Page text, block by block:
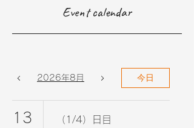
Event calendar
2026年8月 今日
13 （1/4）日目